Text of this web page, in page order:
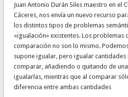
Juan Antonio Durán Siles maestro en el
Cáceres, nos envía un nuevo recurso
los distintos tipos de problemas
«igualación» existentes. Los problemas
comparación no son lo mismo.
supone igualar, pero igualar
comparar, añadiendo o quitando de
igualarlas, mientras que al comparar
diferencia entre ambas cantidades